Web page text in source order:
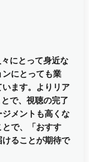
にとって身近な
ンにとっても業
ます。よりリア
で、視聴の完了
メントも高くな
とで、「おすす
ることが期待で